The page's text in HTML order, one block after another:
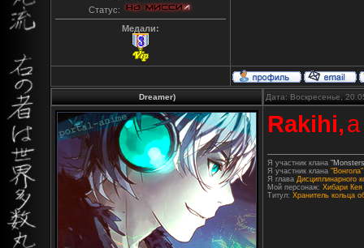
Статус:
Медали:
Dreamer) Дата: Воскресенье,
Rakihi,
Я участник клана
Я участник клана "Вонгола"
Я глава Дисциплинарного
Мой персонаж: Хибари Кея
Титул: Хранитель кольца